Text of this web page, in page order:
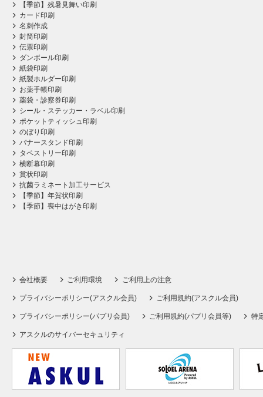
【季節】残暑見舞い印刷
カード印刷
名刺作成
封筒印刷
伝票印刷
ダンボール印刷
紙袋印刷
紙製ホルダー印刷
お薬手帳印刷
薬袋・診察券印刷
シール・ステッカー・ラベル印刷
ポケットティッシュ印刷
のぼり印刷
バナースタンド印刷
タペストリー印刷
横断幕印刷
賞状印刷
抗菌ラミネート加工サービス
【季節】年賀状印刷
【季節】喪中はがき印刷
会社概要 ご利用環境 ご利用上の注意
プライバシーポリシー(アスクル会員) ご利用規約(アスクル会員)
プライバシーポリシー(パプリ会員) ご利用規約(パプリ会員等) 特
アスクルのサイバーセキュリティ